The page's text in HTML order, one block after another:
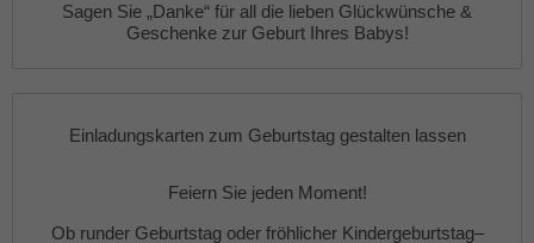
Sagen Sie „Danke“ für all die lieben Glückwünsche &
Geschenke zur Geburt Ihres Babys!
Einladungskarten zum Geburtstag gestalten lassen
Feiern Sie jeden Moment!
Ob runder Geburtstagoder fröhlicher Kindergeburtstag–